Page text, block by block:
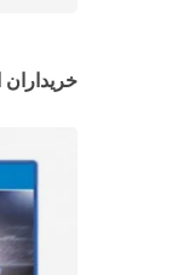
خریداران